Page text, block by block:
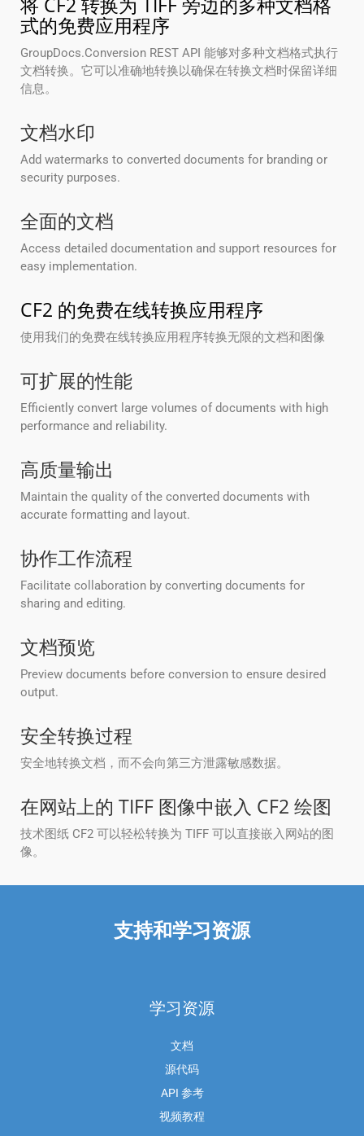
式的免费应用程序
GroupDocs.Conversion REST API 能够对多种文档格式执行
文档转换。它可以准确地转换以确保在转换文档时保留详细
信息。
文档水印
Add watermarks to converted documents for branding or
security purposes.
全面的文档
Access detailed documentation and support resources for
easy implementation.
CF2 的免费在线转换应用程序
使用我们的免费在线转换应用程序转换无限的文档和图像
可扩展的性能
Efficiently convert large volumes of documents with high
performance and reliability.
高质量输出
Maintain the quality of the converted documents with
accurate formatting and layout.
协作工作流程
Facilitate collaboration by converting documents for
sharing and editing.
文档预览
Preview documents before conversion to ensure desired
output.
安全转换过程
安全地转换文档，而不会向第三方泄露敏感数据。
在网站上的 TIFF 图像中嵌入 CF2 绘图
技术图纸 CF2 可以轻松转换为 TIFF 可以直接嵌入网站的图
像。
支持和学习资源
学习资源
文档
源代码
API 参考
视频教程